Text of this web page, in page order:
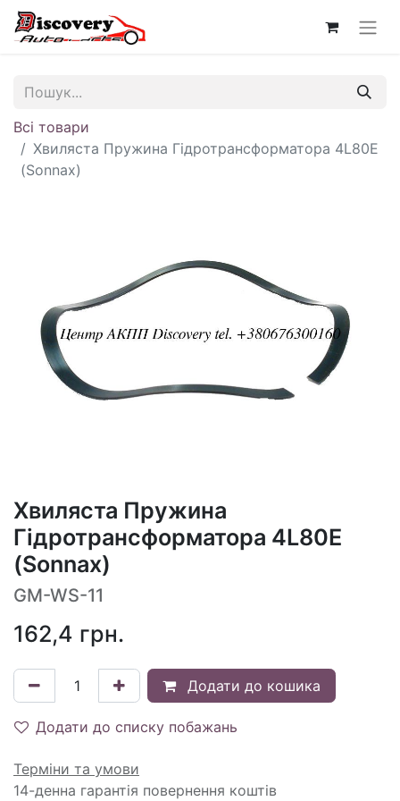
Всі товари
Хвиляста Пружина Гідротрансформатора 4L80E
(Sonnax)
Хвиляста Пружина
Гідротрансформатора 4L80E
(Sonnax)
GM-WS-11
162,4 грн.
Додати до кошика
Додати до списку побажань
Терміни та умови
14-денна гарантія повернення коштів